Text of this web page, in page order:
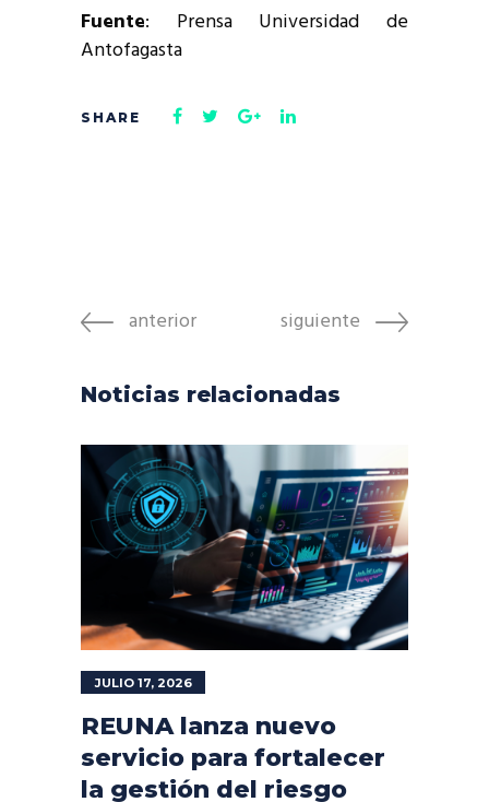
Fuente: Prensa Universidad de
Antofagasta
anterior siguiente
Noticias relacionadas
JULIO 17, 2026
REUNA lanza nuevo
servicio para fortalecer
la gestión del riesgo